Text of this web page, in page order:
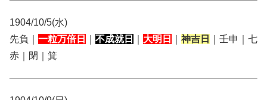
1904/10/5(水)
先負｜ 一粒万倍日 不成就日 大明日 神吉日
｜壬申｜七
赤｜閉｜箕